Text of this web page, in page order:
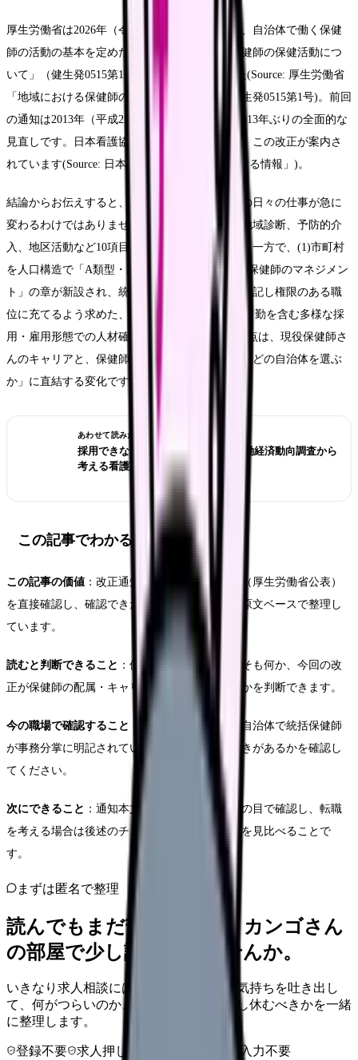
厚生労働省は2026年（令和8年）5月15日付けで、自治体で働く保健
師の活動の基本を定めた通知「地域における保健師の保健活動につ
いて」（健生発0515第1号）を全部改正しました(Source: 厚生労働省
「地域における保健師の保健活動について」健生発0515第1号)。前回
の通知は2013年（平成25年）4月19日付けで、約13年ぶりの全面的な
見直しです。日本看護協会の保健師ページでも、この改正が案内さ
れています(Source: 日本看護協会「保健師に関する情報」)。
結論からお伝えすると、この改正で保健師さんの日々の仕事が急に
変わるわけではありません。基本的な方向性（地域診断、予防的介
入、地区活動など10項目）は維持されています。一方で、(1)市町村
を人口構造で「A類型・B類型」に分けた、(2)「保健師のマネジメン
ト」の章が新設され、統括保健師を事務分掌に明記し権限のある職
位に充てるよう求めた、(3)退職後の保健師や非常勤を含む多様な採
用・雇用形態での人材確保を明記した、という3点は、現役保健師さ
んのキャリアと、保健師を目指す看護師さんの「どの自治体を選ぶ
か」に直結する変化です。
あわせて読みたい
採用できない職場を見抜くには？労働経済動向調査から
考える看護師の面接質問
この記事でわかること
この記事の価値 ：改正通知の本文と新旧対照表（厚生労働省公表）
を直接確認し、確認できた範囲の改正点だけを原文ベースで整理し
ています。
読むと判断できること ：保健師活動指針がそもそも何か、今回の改
正が保健師の配属・キャリア・採用にどう効くかを判断できます。
今の職場で確認すること
：現役保健師さんは、自治体で統括保健師
が事務分掌に明記されているか、体制整備の動きがあるかを確認し
てください。
次にできること ：通知本文と新旧対照表を自分の目で確認し、転職
を考える場合は後述のチェックリストで応募先を見比べることで
す。
まずは匿名で整理
読んでもまだ苦しいなら、カンゴさん
の部屋で少し話してみませんか。
いきなり求人相談には進みません。今の気持ちを吐き出し
て、何がつらいのか、辞めるべきか、少し休むべきかを一緒
に整理します。
登録不要 求人押し売りなし
病院名は入力不要